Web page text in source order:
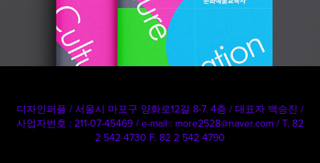
디자인퍼플 / 서울시 마포구 양화로12길 8-7. 4층 / 대표자 백승진‌‌ /
사업자번호 : 211-07-45469‌‌ / e-mail : more2528‌@‌naver.com / T‌. 82
2 542 4730 F. 82 2 542 4790